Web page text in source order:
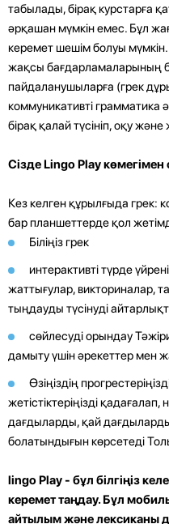
табылады, бірақ курстарға
әрқашан мүмкін емес. Бұл
керемет шешім болуы
жақсы бағдарламаларының
пайдаланушыларға (грек
коммуникативті грамматика
бірақ қалай түсініп, оқу
Сізде Lingo Play көмегімен
Кез келген құрылғыда грек:
бар планшеттерде қол
Біліңіз грек
интерактивті түрде
жаттығулар, викториналар,
тыңдауды түсінуді
сөйлесуді орындау
дамыту үшін әрекеттер мен
Өзіңіздің
жетістіктеріңізді
дағдыларды, қай
болатындығын көрсетеді
lingo Play - бұл білгіңіз
керемет таңдау. Бұл
айтылым және лексиканы